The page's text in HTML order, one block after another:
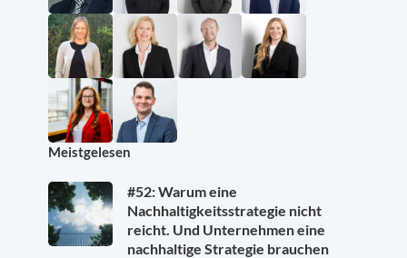
Meistgelesen
#52: Warum eine
Nachhaltigkeitsstrategie nicht
reicht. Und Unternehmen eine
nachhaltige Strategie brauchen